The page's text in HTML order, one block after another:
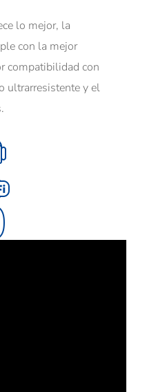
lo mejor, la
con la mejor
compatibilidad con
ultrarresistente y el